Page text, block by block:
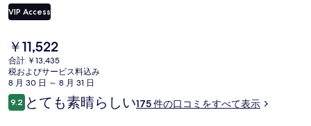
里
の
写
真
っています。旅行者は総合的な施設のコンディションを高く評価し
ています。
VIP Access
現
在
の
料
金
は
￥11,522
合計 ￥13,435
税およびサービス料込み
8 月 30 日 ～ 8 月 31 日
口
コ
9.210段階中9.2
とても素晴らしい175 件の口コミをすべて表示